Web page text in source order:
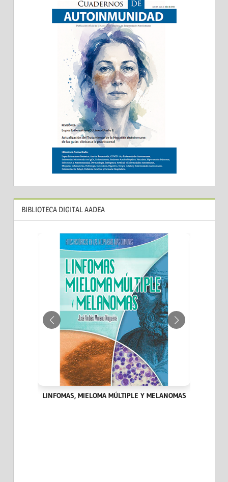
BIBLIOTECA DIGITAL AADEA
LINFOMAS, MIELOMA MÚLTIPLE Y MELANOMAS